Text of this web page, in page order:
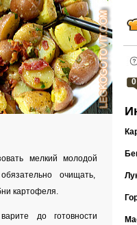
мелкий молодой
очищать,
картофеля.
до готовности
0